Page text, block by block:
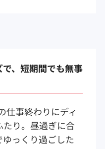
、短期間でも無事
仕事終わりにディ
り。昼過ぎに合
っくり過ごした